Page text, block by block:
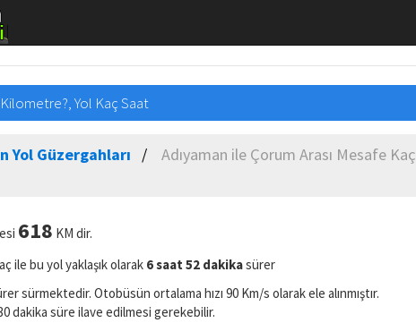
Yol Kaç Saat
Yol Güzergahları
Adıyaman ile Çorum Arası Mesafe Kaç
618 KM dir.
ile bu yol yaklaşık olarak 6 saat 52 dakikasürer
sürmektedir. Otobüsün ortalama hızı 90 Km/s olarak ele alınmıştır.
dakika süre ilave edilmesi gerekebilir.